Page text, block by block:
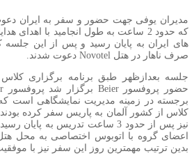
مدیران یوفی جهت حضور و سفر به ایران
که حدود 2 ساعت به طول انجامید با
های ایران به پایان رسید و پس از این جلسه
صرف ناهار در هتل Novotel دعوت شدند.
جلسه بعدازظهر طبق برنامه برگزاری
حضور پروفسورBeier برگزار شد پروفسور
برجسته در زمینه مدیریت نمایشگاهی است
کلاس از کشور آلمان به پاریس سفر کرده
نیز پس از حدود 3 ساعت تدریس به
اعضای گروه با اتوبوس اختصاصی به محل
بدین ترتیب مهمترین روز این سفر نیز با